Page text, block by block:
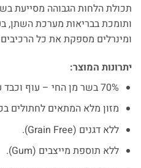
תכולת הלחות הגבוהה מסייעת
ותומכת בבריאות מערכת השתן,
ומינרלים מספקת את כל הרכיבים
יתרונות המוצר:
70% בשר מן החי – עוף וכבד עוף כמקור איכותי לחלבון.
מזון מלא המתאים לחתולים
ללא דגנים (Grain Free).
ללא תוספת מייצבים (Gum).